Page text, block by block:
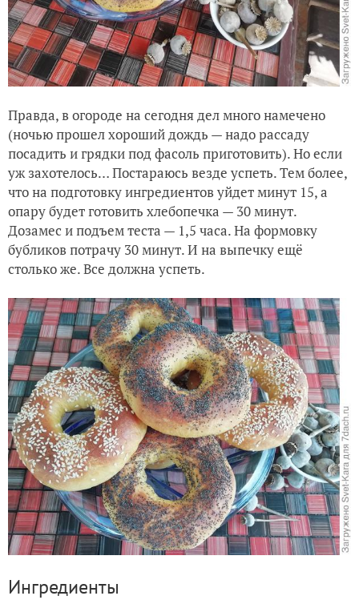
Правда, в огороде на сегодня дел много намечено
(ночью прошел хороший дождь — надо рассаду
посадить и грядки под фасоль приготовить). Но если
уж захотелось… Постараюсь везде успеть. Тем более,
что на подготовку ингредиентов уйдет минут 15, а
опару будет готовить хлебопечка — 30 минут.
Дозамес и подъем теста — 1,5 часа. На формовку
бубликов потрачу 30 минут. И на выпечку ещё
столько же. Все должна успеть.
Ингредиенты